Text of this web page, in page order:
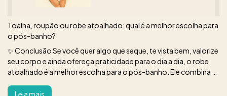
Toalha, roupão ou robe atoalhado: qual é a melhor escolha para
o pós-banho?
✨ Conclusão Se você quer algo que seque, te vista bem, valorize
seu corpo e ainda ofereça praticidade para o dia a dia, o robe
atoalhado é a melhor escolha para o pós-banho. Ele combina o
Pijama, nosso robe é projetado para proporcionar uma
Leia mais